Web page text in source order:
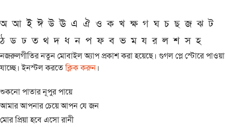
অ আ ই ঈ উ ঊ এ ঐ ও ক খ ক্ষ গ ঘ চ ছ জ ঝ ট
ঠ ড ঢ ত থ দ ধ ন প ফ ব ভ ম য র ল শ স হ
নজরুলগীতির নতুন মোবাইল অ্যাপ প্রকাশ করা হয়েছে। গুগল প্লে স্টোরে পাওয়া
যাচ্ছে। ইনস্টল করতেক্লিক করুন।
শুকনো পাতার নূপুর পায়ে
আমার আপনার চেয়ে আপন যে জন
মোর প্রিয়া হবে এসো রানী